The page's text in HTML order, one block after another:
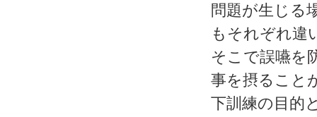
問題が生じる
もそれぞれ違
そこで誤嚥を
事を摂ること
下訓練の目的